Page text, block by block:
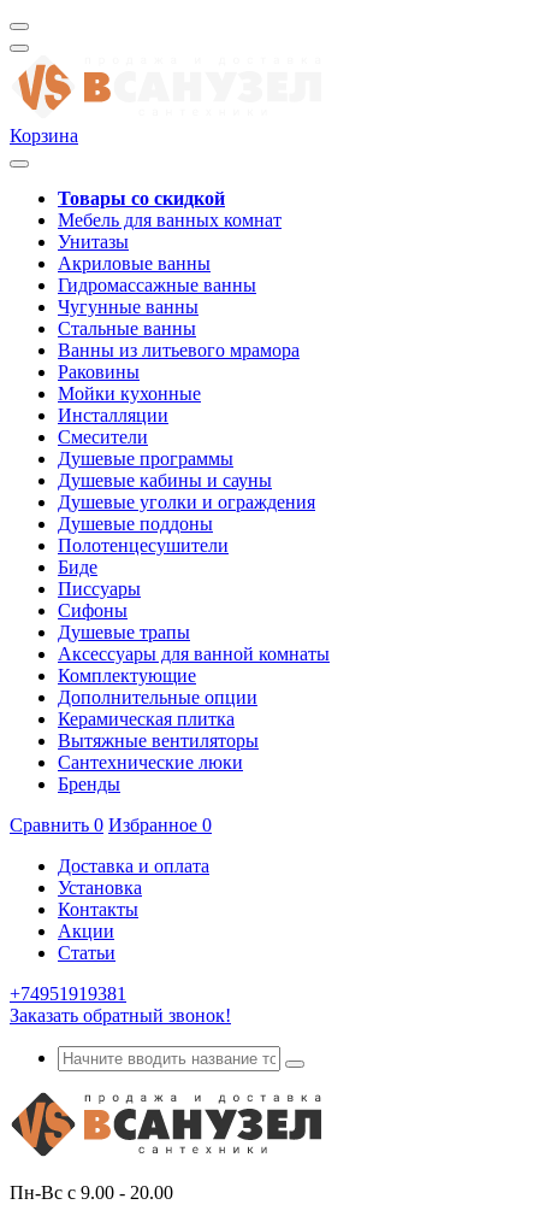
Корзина
Товары со скидкой
Мебель для ванных комнат
Унитазы
Акриловые ванны
Гидромассажные ванны
Чугунные ванны
Стальные ванны
Ванны из литьевого мрамора
Раковины
Мойки кухонные
Инсталляции
Смесители
Душевые программы
Душевые кабины и сауны
Душевые уголки и ограждения
Душевые поддоны
Полотенцесушители
Биде
Писсуары
Сифоны
Душевые трапы
Аксессуары для ванной комнаты
Комплектующие
Дополнительные опции
Керамическая плитка
Вытяжные вентиляторы
Сантехнические люки
Бренды
Сравнить 0 Избранное 0
Доставка и оплата
Установка
Контакты
Акции
Статьи
+74951919381
Заказать обратный звонок!
Пн-Вс с 9.00 - 20.00